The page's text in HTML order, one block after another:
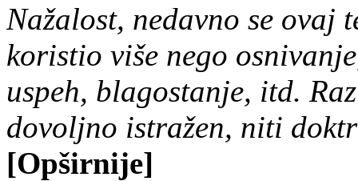
Nažalost, nedavno se ovaj
koristio više nego
uspeh, blagostanje, itd.
dovoljno istražen, niti
[Opširnije]